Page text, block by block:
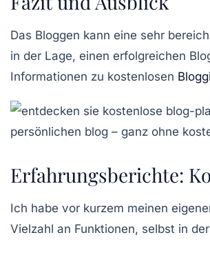
Das Bloggen kann eine sehr
in der Lage, einen erfolgreichen
Informationen zu kostenlosen
Erfahrungsberichte:
Ich habe vor kurzem meinen
Vielzahl an Funktionen, selbst in